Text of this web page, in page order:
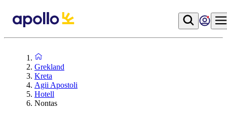
Grekland
Kreta
Agii Apostoli
Hotell
Nontas